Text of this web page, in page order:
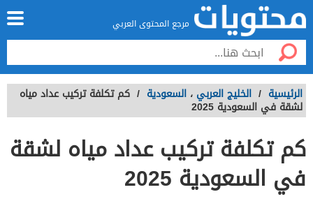
مرجع المحتوى العربي
الرئيسية / الخليج العربي ، السعودية / كم تكلفة تركيب عداد مياه
لشقة في السعودية 2025
كم تكلفة تركيب عداد مياه لشقة
في السعودية 2025